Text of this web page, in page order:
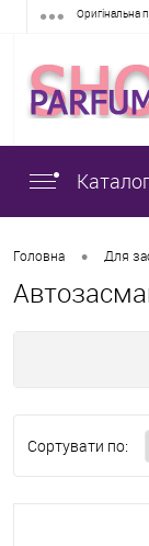
Оригінальна
Головна • Для
Сортувати по: